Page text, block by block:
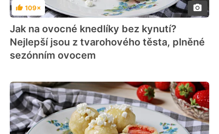
Hodnocení
109×
Jak na ovocné knedlíky bez kynutí?
Nejlepší jsou z tvarohového těsta, plněné
sezónním ovocem